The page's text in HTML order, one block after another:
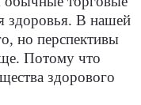
здоровья. В нашей
но перспективы
Потому что
здорового